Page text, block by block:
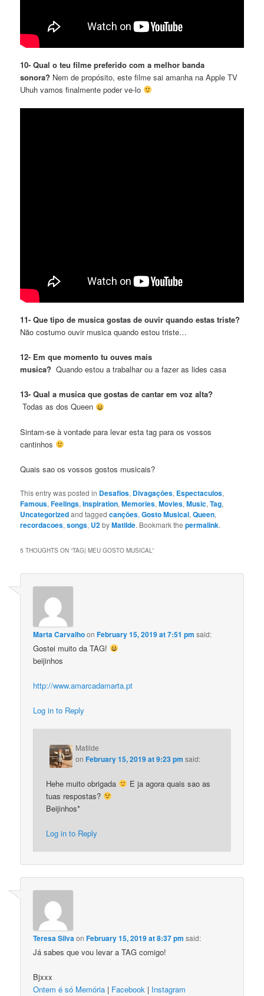
10- Qual o teu filme preferido com a melhor banda
sonora? Nem de propósito, este filme sai amanha na Apple TV
Uhuh vamos finalmente poder ve-lo
11- Que tipo de musica gostas de ouvir quando estas triste?
Não costumo ouvir musica quando estou triste…
12- Em que momento tu ouves mais
musica?Quando estou a trabalhar ou a fazer as lides casa
13- Qual a musica que gostas de cantar em voz alta?
Todas as dos Queen
Sintam-se à vontade para levar esta tag para os vossos
cantinhos
Quais sao os vossos gostos musicais?
This entry was posted in Desafios, Divagaçōes, Espectaculos,
Famous,Feelings,Inspiration,Memories,Movies,Music,Tag,
Uncategorizedand taggedcançōes,Gosto Musical,Queen,
recordacoes,songs, U2byMatilde. Bookmark thepermalink.
5 THOUGHTS ON “TAG| MEU GOSTO MUSICAL”
Marta CarvalhoonFebruary 15, 2019 at 7:51 pm said:
Gostei muito da TAG!
beijinhos
http://www.amarcadamarta.pt
Log in to Reply
Matilde
onFebruary 15, 2019 at 9:23 pm said:
Hehe muito obrigada
E ja agora quais sao as
tuas respostas?
Beijinhos*
Log in to Reply
Teresa SilvaonFebruary 15, 2019 at 8:37 pm said:
Já sabes que vou levar a TAG comigo!
Bjxxx
Ontem é só Memória | Facebook | Instagram